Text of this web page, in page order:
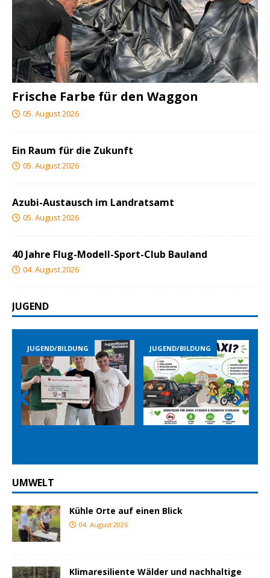
Frische Farbe für den Waggon
05. August 2026
Ein Raum für die Zukunft
05. August 2026
Azubi-Austausch im Landratsamt
05. August 2026
40 Jahre Flug-Modell-Sport-Club Bauland
04. August 2026
JUGEND
JUGEND/BILDUNG JUGEND/BILDUNG
Prev
ious
Nex
t
UMWELT
Kühle Orte auf einen Blick
04. August 2026
Klimaresiliente Wälder und nachhaltige